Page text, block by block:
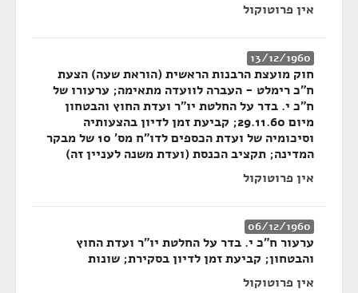
אין פרוטוקול
13/12/1960
חוק מועצת הרבנות הראשית (הוראת שעה) הצעת
ח"כ רימלט - העברה לוועדה מתאימה; ערעורו של
ח"כ י. בדר על החלטת יו"ר ועדת החוץ והבטחון
מיום 29.11.60; קביעת זמן לדיון בהצעותיה
וסיכומיה של ועדת הכספים לדו"ח מס' 10 של מבקר
המדינה; תקציב הכנסת (ועדת משנה לעניין זה)
אין פרוטוקול
06/12/1960
ערעור ח"כ י. בדר על החלטת יו"ר ועדת החוץ
והבטחון; קביעת זמן לדיון בסקירת; שונות
אין פרוטוקול